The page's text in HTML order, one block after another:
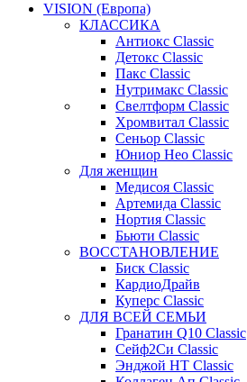
VISION (Европа)
КЛАССИКА
Антиокс Classic
Детокс Classic
Пакс Classic
Нутримакс Classic
Свелтформ Classic
Хромвитал Classic
Сеньор Classic
Юниор Нео Classic
Для женщин
Медисоя Classic
Артемида Classic
Нортия Classic
Бьюти Classic
ВОССТАНОВЛЕНИЕ
Биск Classic
КардиоДрайв
Куперс Classic
ДЛЯ ВСЕЙ СЕМЬИ
Гранатин Q10 Classic
Сейф2Си Classic
Энджой НТ Classic